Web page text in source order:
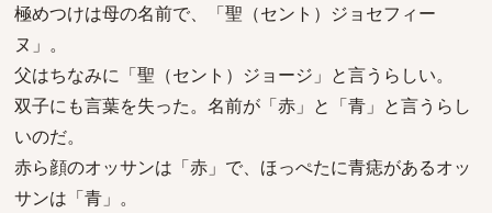
極めつけは母の名前で、「聖（セント）ジョセフィー
ヌ」。
父はちなみに「聖（セント）ジョージ」と言うらしい。
双子にも言葉を失った。名前が「赤」と「青」と言うらし
いのだ。
赤ら顔のオッサンは「赤」で、ほっぺたに青痣があるオッ
サンは「青」。